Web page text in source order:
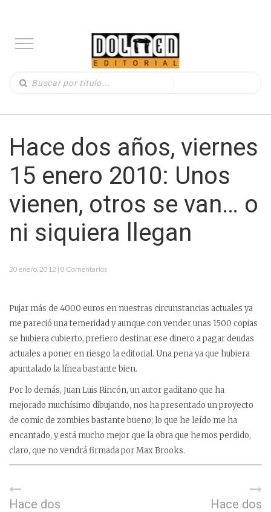
Hace dos años, viernes
15 enero 2010: Unos
vienen, otros se van… o
ni siquiera llegan
20 enero, 2012 | 0 Comentarios
Pujar más de 4000 euros en nuestras circunstancias actuales ya
me pareció una temeridad y aunque con vender unas 1500 copias
se hubiera cubierto, prefiero destinar ese dinero a pagar deudas
actuales a poner en riesgo la editorial. Una pena ya que hubiera
apuntalado la línea bastante bien.
Por lo demás, Juan Luis Rincón, un autor gaditano que ha
mejorado muchísimo dibujando, nos ha presentado un proyecto
de comic de zombies bastante bueno; lo que he leído me ha
encantado, y está mucho mejor que la obra que hemos perdido,
claro, que no vendrá firmada por Max Brooks.
Hace dos
Hace dos